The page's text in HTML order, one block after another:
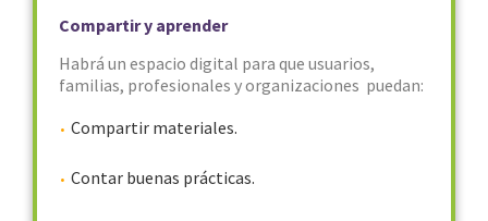
Compartir y aprender
Habrá un espacio digital para que usuarios,
familias, profesionales y organizaciones puedan:
Compartir materiales.
Contar buenas prácticas.